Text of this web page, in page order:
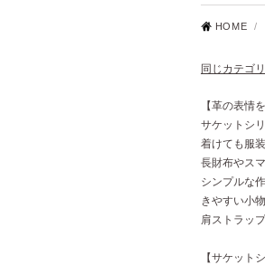
HOME /
同じカテゴ
【革の表情
サケットシ
着けても服
長財布やス
シンプルな
きやすい小
肩ストラッ
【サケット